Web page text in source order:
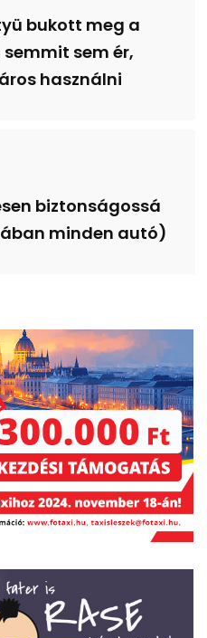
bukott meg a
sem ér,
használni
biztonságossá
minden autó)